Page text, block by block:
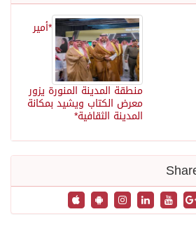
*أمير
منطقة المدينة المنورة يزور
معرض الكتاب ويشيد بمكانة
المدينة الثقافية*